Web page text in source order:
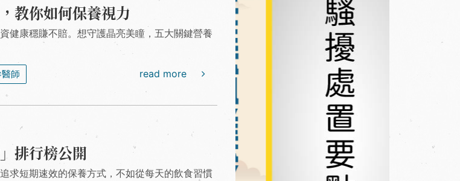
教你如何保養視力
健康穩賺不賠。想守護晶亮美瞳，五大關鍵營養
師 read more
排行榜公開
求短期速效的保養方式，不如從每天的飲食習慣